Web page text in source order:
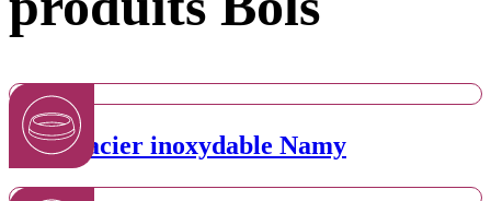
Bol en acier inoxydable Namy